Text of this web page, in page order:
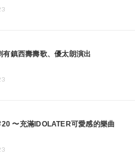
鎮西壽壽歌、優太朗演出
〜充滿IDOLATER可愛感的樂曲